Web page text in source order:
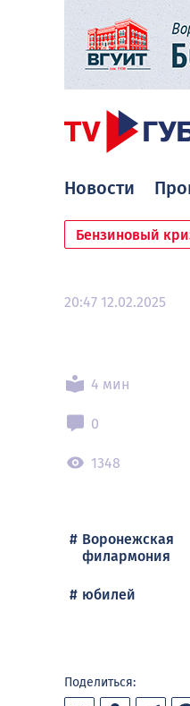
Новости
Бензиновый
20:47 12.02.2025
4 мин
0
1348
Воронежская
филармония
юбилей
Поделиться: